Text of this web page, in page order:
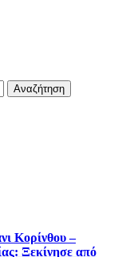
Κορίνθου –
Ξεκίνησε από